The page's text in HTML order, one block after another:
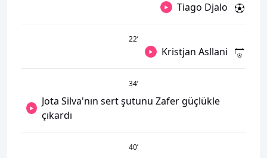
Tiago Djalo
22’
Kristjan Asllani
34’
Jota Silva'nın sert şutunu Zafer güçlükle
çıkardı
40’